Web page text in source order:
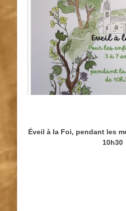
Éveil à la Foi, pendant les
10h30